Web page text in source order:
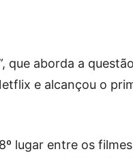
que aborda a
e alcançou o
lugar entre os